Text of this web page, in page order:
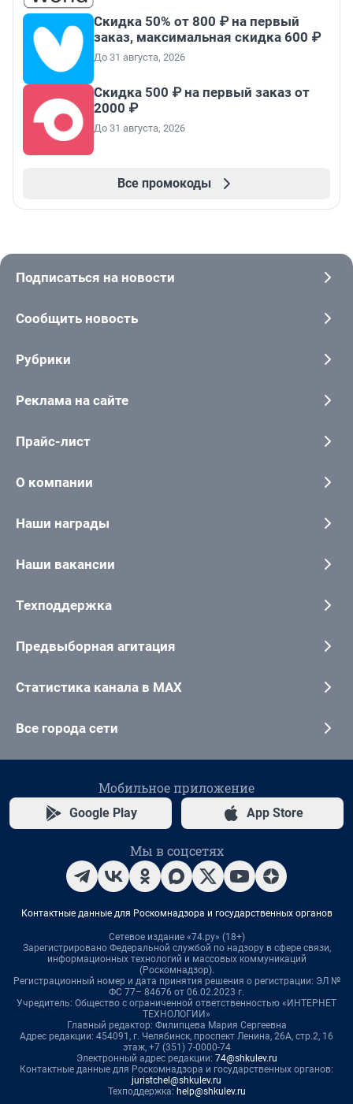
Скидка 50% от 800 ₽ на первый
заказ, максимальная скидка 600 ₽
До 31 августа, 2026
Скидка 500 ₽ на первый заказ от
2000 ₽
До 31 августа, 2026
Все промокоды
Подписаться на новости
Сообщить новость
Рубрики
Реклама на сайте
Прайс-лист
О компании
Наши награды
Наши вакансии
Техподдержка
Предвыборная агитация
Статистика канала в MAX
Все города сети
Мобильное приложение
Google Play App Store
Мы в соцсетях
Контактные данные для Роскомнадзора и государственных органов
Сетевое издание «74.ру» (18+)
Зарегистрировано Федеральной службой по надзору в сфере связи,
информационных технологий и массовых коммуникаций
(Роскомнадзор).
Регистрационный номер и дата принятия решения о регистрации: ЭЛ №
ФС 77– 84676 от 06.02.2023 г.
Учредитель: Общество с ограниченной ответственностью «ИНТЕРНЕТ
ТЕХНОЛОГИИ»
Главный редактор: Филипцева Мария Сергеевна
Адрес редакции: 454091, г. Челябинск, проспект Ленина, 26А, стр.2, 16
этаж, +7 (351) 7-0000-74
Электронный адрес редакции: 74@shkulev.ru
Контактные данные для Роскомнадзора и государственных органов:
juristchel@shkulev.ru
Техподдержка: help@shkulev.ru